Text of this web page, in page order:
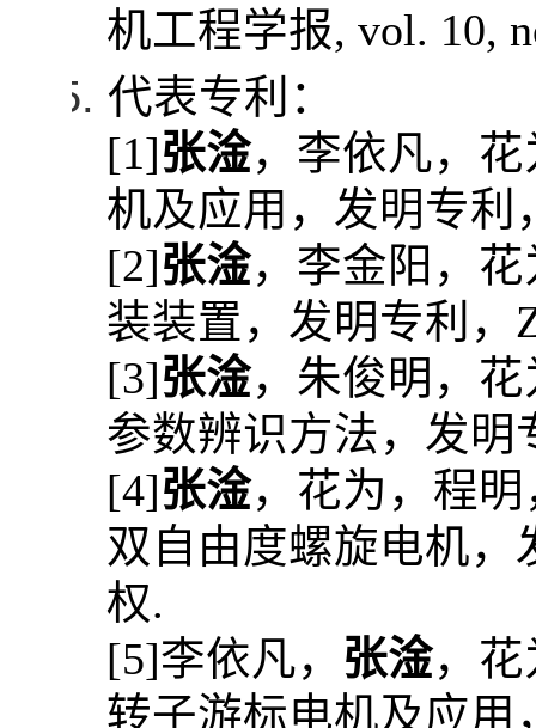
机工程学报, vol. 10,
代表专利：
[1]张淦，李依凡，
机及应用，发明专利
[2]张淦，李金阳，
装装置，发明专利，
[3]张淦，朱俊明，
参数辨识方法，发明
[4]张淦，花为，程
双自由度螺旋电机，
权.
[5]李依凡， 张淦，花
转子游标电机及应用